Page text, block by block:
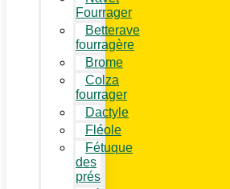
Fourrager
Betterave
fourragère
Brome
Colza
fourrager
Dactyle
Fléole
Fétuque
des
prés